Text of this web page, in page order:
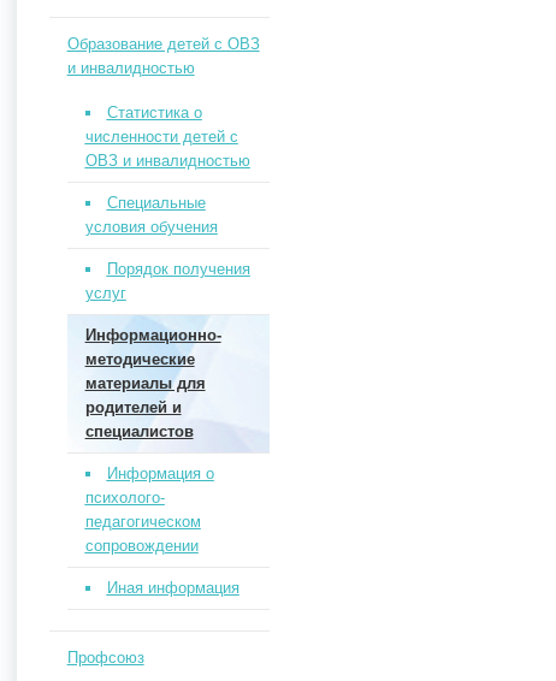
Образование детей с ОВЗ
и инвалидностью
Статистика о
численности детей с
ОВЗ и инвалидностью
Специальные
условия обучения
Порядок получения
услуг
Информационно-
методические
материалы для
родителей и
специалистов
Информация о
психолого-
педагогическом
сопровождении
Иная информация
Профсоюз